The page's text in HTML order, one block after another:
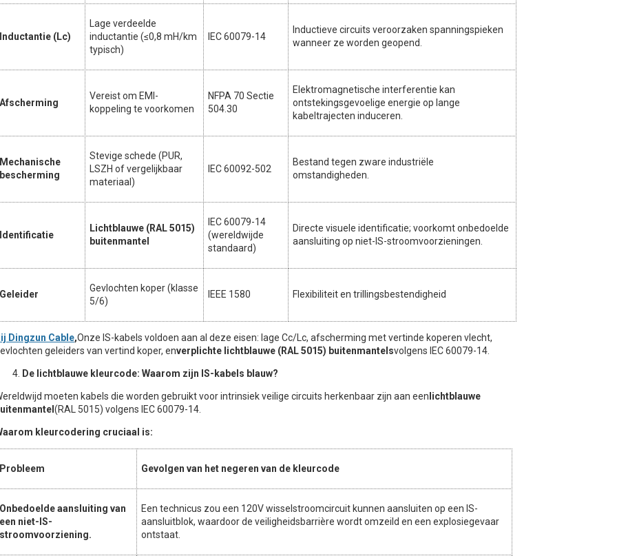
Inductantie (Lc)
Lage verdeelde
inductantie (≤0,8 mH/km
typisch)
IEC 60079-14
Inductieve circuits veroorzaken spanningspieken
wanneer ze worden geopend.
Afscherming
Vereist om EMI-
koppeling te voorkomen
NFPA 70 Sectie
504.30
Elektromagnetische interferentie kan
ontstekingsgevoelige energie op lange
kabeltrajecten induceren.
Mechanische
bescherming
Stevige schede (PUR,
LSZH of vergelijkbaar
materiaal)
IEC 60092-502
Bestand tegen zware industriële
omstandigheden.
Identificatie
Lichtblauwe (RAL 5015)
buitenmantel
IEC 60079-14
(wereldwijde
standaard)
Directe visuele identificatie; voorkomt onbedoelde
aansluiting op niet-IS-stroomvoorzieningen.
Geleider
Gevlochten koper (klasse
5/6)
IEEE 1580 Flexibiliteit en trillingsbestendigheid
Dingzun Cable,Onze IS-kabels voldoen aan al deze eisen: lage Cc/Lc, afscherming met vertinde koperen vlecht,
geleiders van vertind koper, enverplichte lichtblauwe (RAL 5015) buitenmantelsvolgens IEC 60079-14.
De lichtblauwe kleurcode: Waarom zijn IS-kabels blauw?
moeten kabels die worden gebruikt voor intrinsiek veilige circuits herkenbaar zijn aan een lichtblauwe
(RAL 5015) volgens IEC 60079-14.
kleurcodering cruciaal is:
Probleem Gevolgen van het negeren van de kleurcode
Onbedoelde aansluiting van
een niet-IS-
stroomvoorziening.
Een technicus zou een 120V wisselstroomcircuit kunnen aansluiten op een IS-
aansluitblok, waardoor de veiligheidsbarrière wordt omzeild en een explosiegevaar
ontstaat.